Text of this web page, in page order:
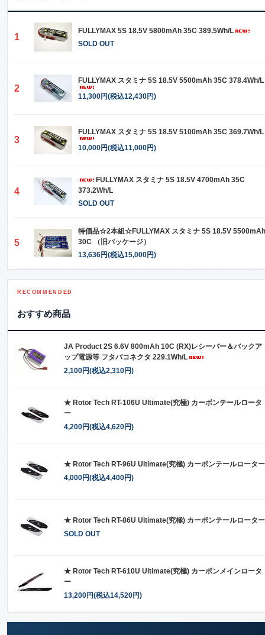
1
FULLYMAX 5S 18.5V 5800mAh 35C 389.5Wh/L
SOLD OUT
2
FULLYMAX スタミナ 5S 18.5V 5500mAh 35C 378.4Wh/L
11,300円(税込12,430円)
3
FULLYMAX スタミナ 5S 18.5V 5100mAh 35C 369.7Wh/L
10,000円(税込11,000円)
4
FULLYMAX スタミナ 5S 18.5V 4700mAh 35C
373.2Wh/L
SOLD OUT
5
特価品☆2本組☆FULLYMAX スタミナ 5S 18.5V 5500mAh
30C （旧パッケージ）
13,636円(税込15,000円)
RECOMMENDED
おすすめ商品
JA Product 2S 6.6V 800mAh 10C (RX)レシーバー＆バックア
ップ電源等 フタバコネクタ 229.1Wh/L
2,100円(税込2,310円)
★ Rotor Tech RT-106U Ultimate(究極) カーボンテールロータ
ー
4,200円(税込4,620円)
★ Rotor Tech RT-96U Ultimate(究極) カーボンテールローター
4,000円(税込4,400円)
★ Rotor Tech RT-86U Ultimate(究極) カーボンテールローター
SOLD OUT
★ Rotor Tech RT-610U Ultimate(究極) カーボンメインロータ
ー
13,200円(税込14,520円)